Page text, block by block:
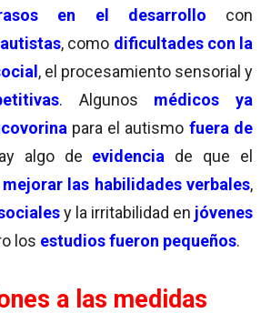
en el desarrollo con
, como dificultades con la
, el procesamiento sensorial y
. Algunos médicos ya
para el autismo fuera de
algo de evidencia de que el
mejorar las habilidades verbales,
y la irritabilidad en jóvenes
los estudios fueron pequeños.
a las medidas